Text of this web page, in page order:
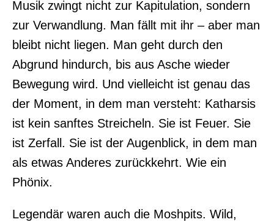
Musik zwingt nicht zur Kapitulation, sondern
zur Verwandlung. Man fällt mit ihr – aber man
bleibt nicht liegen. Man geht durch den
Abgrund hindurch, bis aus Asche wieder
Bewegung wird. Und vielleicht ist genau das
der Moment, in dem man versteht: Katharsis
ist kein sanftes Streicheln. Sie ist Feuer. Sie
ist Zerfall. Sie ist der Augenblick, in dem man
als etwas Anderes zurückkehrt. Wie ein
Phönix.
Legendär waren auch die Moshpits. Wild,